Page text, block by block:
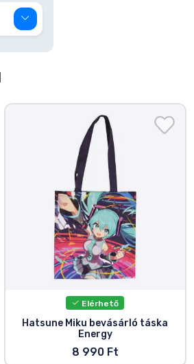
Elérhető
Hatsune Miku bevásárló táska
Energy
8 990 Ft